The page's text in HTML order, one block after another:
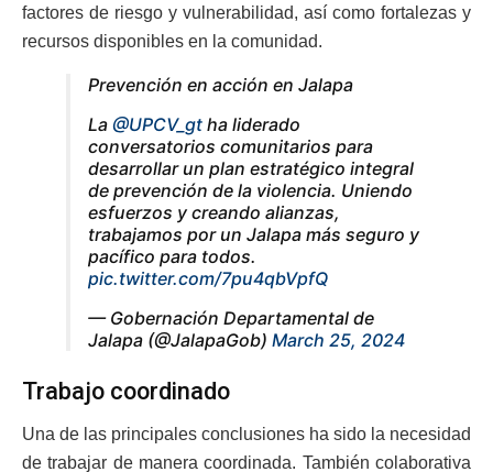
factores de riesgo y vulnerabilidad, así como fortalezas y
recursos disponibles en la comunidad.
Prevención en acción en Jalapa
La @UPCV_gt ha liderado
conversatorios comunitarios para
desarrollar un plan estratégico integral
de prevención de la violencia. Uniendo
esfuerzos y creando alianzas,
trabajamos por un Jalapa más seguro y
pacífico para todos.
pic.twitter.com/7pu4qbVpfQ
— Gobernación Departamental de
Jalapa (@JalapaGob) March 25, 2024
Trabajo coordinado
Una de las principales conclusiones ha sido la necesidad
de trabajar de manera coordinada. También colaborativa